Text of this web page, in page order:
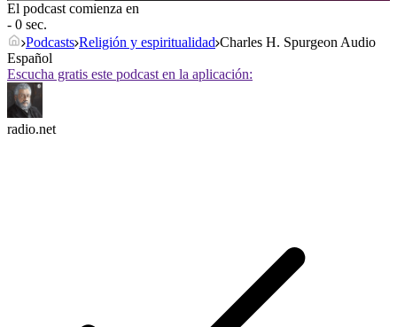
El podcast comienza en
- 0 sec.
Podcasts Religión y espiritualidad Charles H. Spurgeon Audio
Español
Escucha gratis este podcast en la aplicación:
radio.net